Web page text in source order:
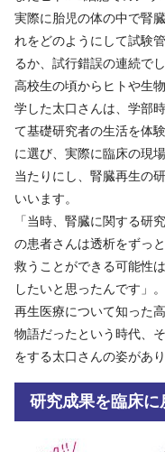
実際に胎児の体の中で腎
れをどのようにして試験
るか、試行錯誤の連続でし
高校生の頃からヒトや生
学した太口さんは、学部
て基礎研究者の生活を体
に選び、実際に臨床の現
当たりにし、腎臓再生の
いいます。
「当時、腎臓に関する研
の患者さんは透析をずっ
救うことができる可能性
したいと思ったんです」。
再生医療について知った
物語だったという時代、
をする太口さんの姿があり
研究成果を臨床